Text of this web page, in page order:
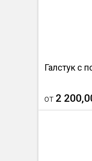
Галстук с
от 2